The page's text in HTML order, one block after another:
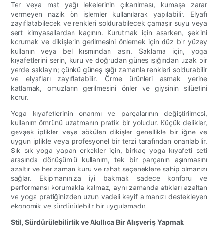
Ter veya mat yağı lekelerinin çıkarılması, kumaşa zarar
vermeyen nazik ön işlemler kullanılarak yapılabilir. Elyafı
zayıflatabilecek ve renkleri soldurabilecek çamaşır suyu veya
sert kimyasallardan kaçının. Kurutmak için asarken, şeklini
korumak ve dikişlerin gerilmesini önlemek için düz bir yüzey
kullanın veya bel kısmından asın. Saklama için, yoga
kıyafetlerini serin, kuru ve doğrudan güneş ışığından uzak bir
yerde saklayın; çünkü güneş ışığı zamanla renkleri soldurabilir
ve elyafları zayıflatabilir. Örme ürünleri asmak yerine
katlamak, omuzların gerilmesini önler ve giysinin silüetini
korur.
Yoga kıyafetlerinin onarımı ve parçalarının değiştirilmesi,
kullanım ömrünü uzatmanın pratik bir yoludur. Küçük delikler,
gevşek iplikler veya sökülen dikişler genellikle bir iğne ve
uygun iplikle veya profesyonel bir terzi tarafından onarılabilir.
Sık sık yoga yapan erkekler için, birkaç yoga kıyafeti seti
arasında dönüşümlü kullanım, tek bir parçanın aşınmasını
azaltır ve her zaman kuru ve rahat seçeneklere sahip olmanızı
sağlar. Ekipmanınıza iyi bakmak sadece konforu ve
performansı korumakla kalmaz, aynı zamanda atıkları azaltan
ve yoga pratiğinizden uzun vadeli keyif almanızı destekleyen
ekonomik ve sürdürülebilir bir uygulamadır.
Stil, Sürdürülebilirlik ve Akıllıca Bir Alışveriş Yapmak